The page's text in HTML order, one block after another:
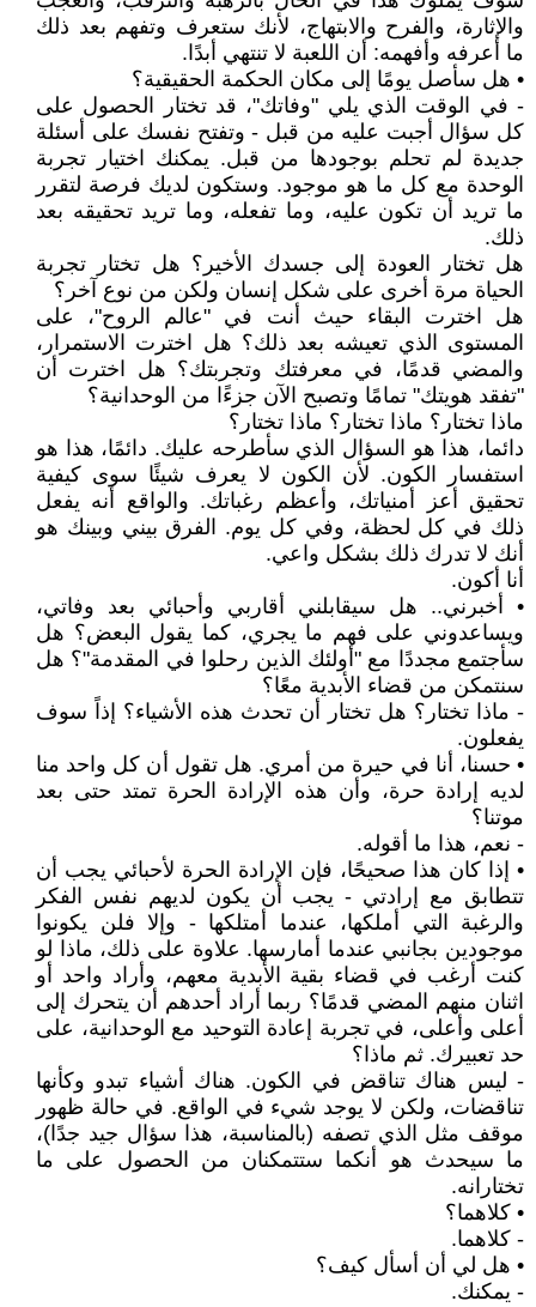
والإثارة، والفرح والابتهاج، لأنك ستعرف وتفهم بعد ذلك
ما أعرفه وأفهمه: أن اللعبة لا تنتهي أبدًا.
• هل سأصل يومًا إلى مكان الحكمة الحقيقية؟
- في الوقت الذي يلي "وفاتك"، قد تختار الحصول على
كل سؤال أجبت عليه من قبل - وتفتح نفسك على أسئلة
جديدة لم تحلم بوجودها من قبل. يمكنك اختيار تجربة
الوحدة مع كل ما هو موجود. وستكون لديك فرصة لتقرر
ما تريد أن تكون عليه، وما تفعله، وما تريد تحقيقه بعد
ذلك.
هل تختار العودة إلى جسدك الأخير؟ هل تختار تجربة
الحياة مرة أخرى على شكل إنسان ولكن من نوع آخر؟
هل اخترت البقاء حيث أنت في "عالم الروح"، على
المستوى الذي تعيشه بعد ذلك؟ هل اخترت الاستمرار،
والمضي قدمًا، في معرفتك وتجربتك؟ هل اخترت أن
"تفقد هويتك" تمامًا وتصبح الآن جزءًا من الوحدانية؟
ماذا تختار؟ ماذا تختار؟ ماذا تختار؟
دائما، هذا هو السؤال الذي سأطرحه عليك. دائمًا، هذا هو
استفسار الكون. لأن الكون لا يعرف شيئًا سوى كيفية
تحقيق أعز أمنياتك، وأعظم رغباتك. والواقع أنه يفعل
ذلك في كل لحظة، وفي كل يوم. الفرق بيني وبينك هو
أنك لا تدرك ذلك بشكل واعي.
أنا أكون.
• أخبرني.. هل سيقابلني أقاربي وأحبائي بعد وفاتي،
ويساعدوني على فهم ما يجري، كما يقول البعض؟ هل
سأجتمع مجددًا مع "أولئك الذين رحلوا في المقدمة"؟ هل
سنتمكن من قضاء الأبدية معًا؟
- ماذا تختار؟ هل تختار أن تحدث هذه الأشياء؟ إذاً سوف
يفعلون.
• حسنا، أنا في حيرة من أمري. هل تقول أن كل واحد منا
لديه إرادة حرة، وأن هذه الإرادة الحرة تمتد حتى بعد
موتنا؟
- نعم، هذا ما أقوله.
• إذا كان هذا صحيحًا، فإن الإرادة الحرة لأحبائي يجب أن
تتطابق مع إرادتي - يجب أن يكون لديهم نفس الفكر
والرغبة التي أملكها، عندما أمتلكها - وإلا فلن يكونوا
موجودين بجانبي عندما أمارسها. علاوة على ذلك، ماذا لو
كنت أرغب في قضاء بقية الأبدية معهم، وأراد واحد أو
اثنان منهم المضي قدمًا؟ ربما أراد أحدهم أن يتحرك إلى
أعلى وأعلى، في تجربة إعادة التوحيد مع الوحدانية، على
حد تعبيرك. ثم ماذا؟
- ليس هناك تناقض في الكون. هناك أشياء تبدو وكأنها
تناقضات، ولكن لا يوجد شيء في الواقع. في حالة ظهور
موقف مثل الذي تصفه (بالمناسبة، هذا سؤال جيد جدًا)،
ما سيحدث هو أنكما ستتمكنان من الحصول على ما
تختارانه.
• كلاهما؟
- كلاهما.
• هل لي أن أسأل كيف؟
- يمكنك.